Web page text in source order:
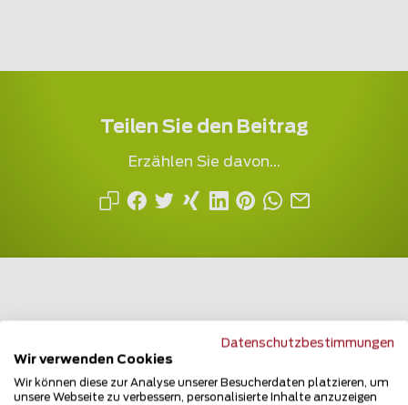
Teilen Sie den Beitrag
Erzählen Sie davon...
Mehrfach ausgezeichnet und immer am
Datenschutzbestimmungen
Wir verwenden Cookies
Wir können diese zur Analyse unserer Besucherdaten platzieren, um
unsere Webseite zu verbessern, personalisierte Inhalte anzuzeigen